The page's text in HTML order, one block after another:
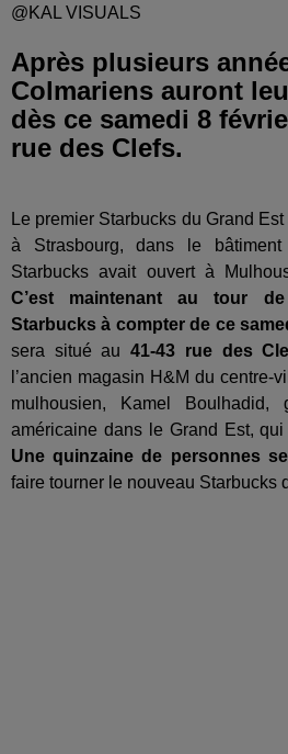
@KAL VISUALS
Après plusieurs
Colmariens auront
dès ce samedi 8
rue des Clefs.
Le premier Starbucks du Grand
à Strasbourg, dans le
Starbucks avait ouvert à
C’est maintenant au tour
Starbucks à compter de ce
sera situé au41-43 rue des
l’ancien magasin H&M du centre-
mulhousien, Kamel
américaine dans le Grand Est,
Une quinzaine de personnes
faire tourner le nouveau Starbucks